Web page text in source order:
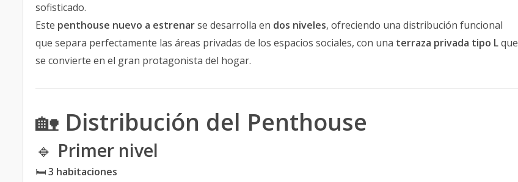
sofisticado.
Este penthouse nuevo a estrenarse desarrolla en dos niveles, ofreciendo una distribución funcional
que separa perfectamente las áreas privadas de los espacios sociales, con una terraza privada tipo Lque
se convierte en el gran protagonista del hogar.
🏡 Distribución del Penthouse
🔹 Primer nivel
🛏️3 habitaciones